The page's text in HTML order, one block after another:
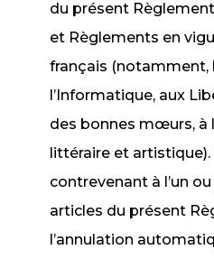
du présent
et Règlements en
français (notamment,
l’Informatique, aux
des bonnes mœurs, à
littéraire et
contrevenant à l’un
articles du présent
l’annulation